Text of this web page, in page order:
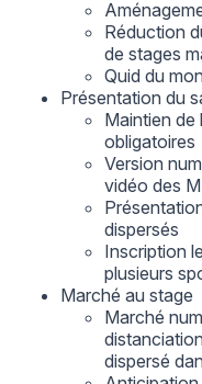
Réduction
de stages
Quid du
Présentation du
Maintien de
obligatoires
Version
vidéo des
dispersés
Inscription
plusieurs
Marché au stage
Marché
dispersé